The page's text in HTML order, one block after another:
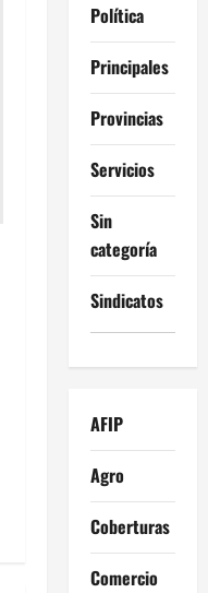
Política
Principales
Provincias
Servicios
Sin
categoría
Sindicatos
AFIP
Agro
Coberturas
Comercio